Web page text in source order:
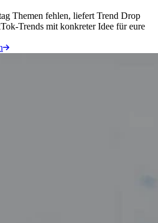
Themen fehlen, liefert Trend Drop
Trends mit konkreter Idee für eure